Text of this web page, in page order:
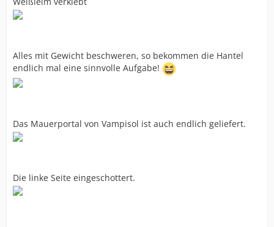
Alles mit Gewicht beschweren, so bekommen die Hantel
endlich mal eine sinnvolle Aufgabe!
Das Mauerportal von Vampisol ist auch endlich geliefert.
Die linke Seite eingeschottert.